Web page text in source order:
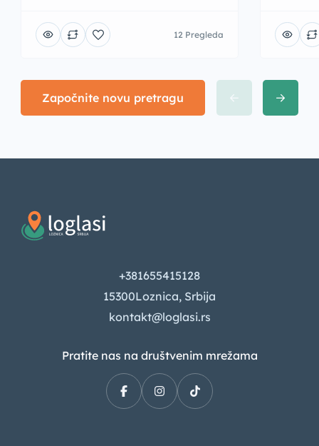
12 Pregleda
Započnite novu pretragu
+381655415128
15300Loznica, Srbija
kontakt@loglasi.rs
Pratite nas na društvenim mrežama